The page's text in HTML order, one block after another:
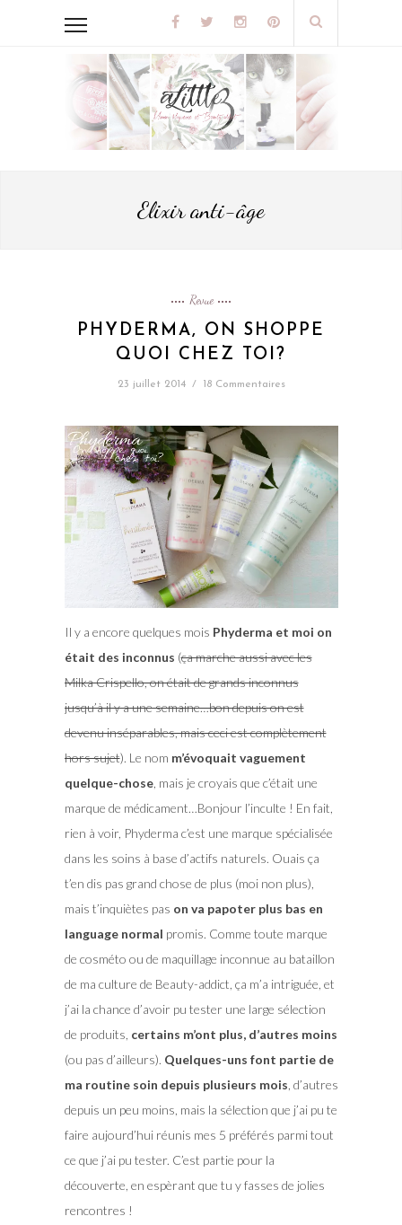
Elixir anti-âge
Revue
PHYDERMA, ON SHOPPE
QUOI CHEZ TOI?
23 juillet 2014 / 18 Commentaires
Il y a encore quelques mois Phyderma et moi on
était des inconnus (ça marche aussi avec les
Milka Crispello, on était de grands inconnus
jusqu’à il y a une semaine…bon depuis on est
devenu inséparables, mais ceci est complètement
hors sujet). Le nom m’évoquait vaguement
quelque-chose, mais je croyais que c’était une
marque de médicament…Bonjour l’inculte ! En fait,
rien à voir, Phyderma c’est une marque spécialisée
dans les soins à base d’actifs naturels. Ouais ça
t’en dis pas grand chose de plus (moi non plus),
mais t’inquiètes pas on va papoter plus bas en
language normal promis. Comme toute marque
de cosméto ou de maquillage inconnue au bataillon
de ma culture de Beauty-addict, ça m’a intriguée, et
j’ai la chance d’avoir pu tester une large sélection
de produits, certains m’ont plus, d’autres moins
(ou pas d’ailleurs). Quelques-uns font partie de
ma routine soin depuis plusieurs mois , d’autres
depuis un peu moins, mais la sélection que j’ai pu te
faire aujourd’hui réunis mes 5 préférés parmi tout
ce que j’ai pu tester. C’est partie pour la
découverte, en espèrant que tu y fasses de jolies
rencontres !